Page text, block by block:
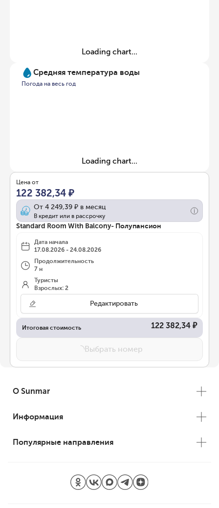
Loading chart...
Средняя температура воды
Погода на весь год
Loading chart...
Цена от
122 382,34 ₽
От 4 249,39 ₽ в месяц
В кредит или в рассрочку
Standard Room With Balcony- Полупансион
Дата начала
17.08.2026 - 24.08.2026
Продолжительность
7 н
Туристы
Взрослых: 2
Редактировать
Итоговая стоимость 122 382,34 ₽
Выбрать номер
О Sunmar
Информация
Популярные направления